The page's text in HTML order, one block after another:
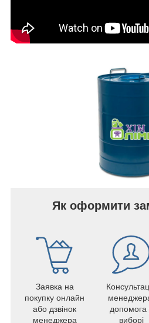
Як оформити
Заявка на
покупку онлайн
або дзвінок
менеджера
допомога
виборі